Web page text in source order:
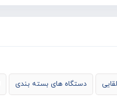
دستگاه های بسته بندی